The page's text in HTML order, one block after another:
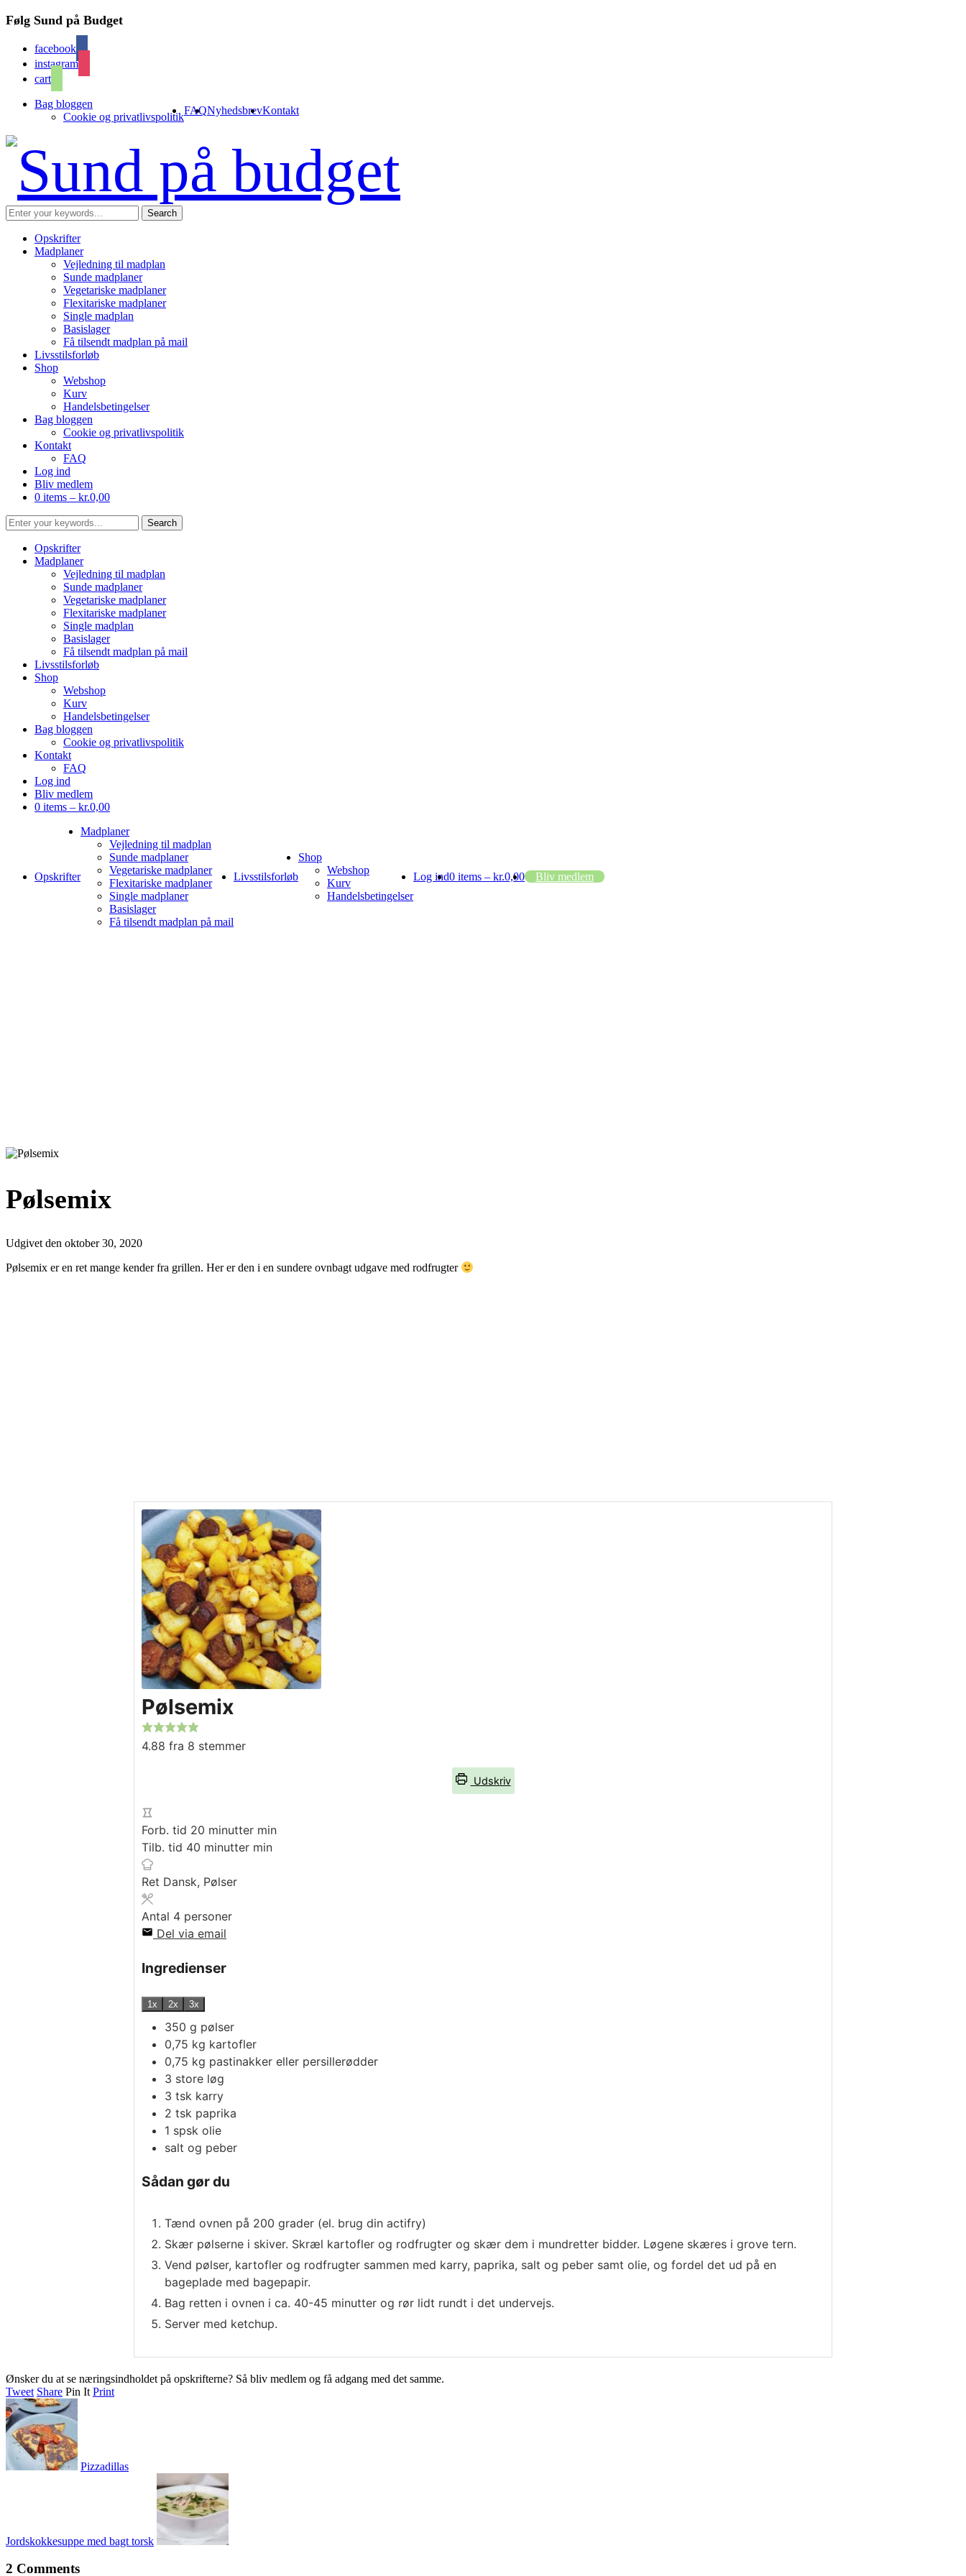
Følg Sund på Budget
facebook
instagram
cart
Bag bloggen
Cookie og privatlivspolitik
FAQNyhedsbrevKontakt
Opskrifter
Madplaner
Vejledning til madplan
Sunde madplaner
Vegetariske madplaner
Flexitariske madplaner
Single madplan
Basislager
Få tilsendt madplan på mail
Livsstilsforløb
Shop
Webshop
Kurv
Handelsbetingelser
Bag bloggen
Cookie og privatlivspolitik
Kontakt
FAQ
Log ind
Bliv medlem
0 items – kr.0,00
Opskrifter
Madplaner
Vejledning til madplan
Sunde madplaner
Vegetariske madplaner
Flexitariske madplaner
Single madplan
Basislager
Få tilsendt madplan på mail
Livsstilsforløb
Shop
Webshop
Kurv
Handelsbetingelser
Bag bloggen
Cookie og privatlivspolitik
Kontakt
FAQ
Log ind
Bliv medlem
0 items – kr.0,00
Opskrifter
Madplaner
Vejledning til madplan
Sunde madplaner
Vegetariske madplaner
Flexitariske madplaner
Single madplaner
Basislager
Få tilsendt madplan på mail
Livsstilsforløb
Shop
Webshop
Kurv
Handelsbetingelser
Log ind Bliv medlem
0 items – kr.0,00
Pølsemix
Udgivet den oktober 30, 2020
Pølsemix er en ret mange kender fra grillen. Her er den i en sundere ovnbagt udgave med rodfrugter
Pølsemix
4.88 fra 8 stemmer
Udskriv
Forb. tid 20 minutter min
Tilb. tid 40 minutter min
Ret Dansk, Pølser
Antal 4 personer
Del via email
Ingredienser
1x 2x 3x
350 g pølser
0,75 kg kartofler
0,75 kg pastinakker eller persillerødder
3 store løg
3 tsk karry
2 tsk paprika
1 spsk olie
salt og peber
Sådan gør du
Tænd ovnen på 200 grader (el. brug din actifry)
Skær pølserne i skiver. Skræl kartofler og rodfrugter og skær dem i mundretter bidder. Løgene skæres i grove tern.
Vend pølser, kartofler og rodfrugter sammen med karry, paprika, salt og peber samt olie, og fordel det ud på en
bageplade med bagepapir.
Bag retten i ovnen i ca. 40-45 minutter og rør lidt rundt i det undervejs.
Server med ketchup.
Ønsker du at se næringsindholdet på opskrifterne? Så bliv medlem og få adgang med det samme.
Tweet Share Pin It Print
Pizzadillas
Jordskokkesuppe med bagt torsk
2 Comments